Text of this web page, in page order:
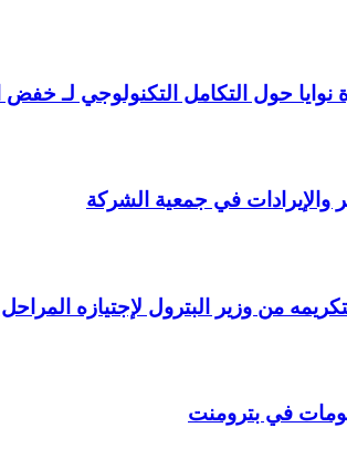
نوايا حول التكامل التكنولوجي لـ خفض
والإيرادات في جمعية الشركة
في بترومنت